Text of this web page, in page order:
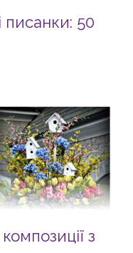
писанки: 50
з